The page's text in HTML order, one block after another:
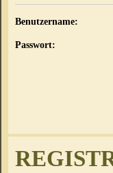
Benutzername:
Passwort: